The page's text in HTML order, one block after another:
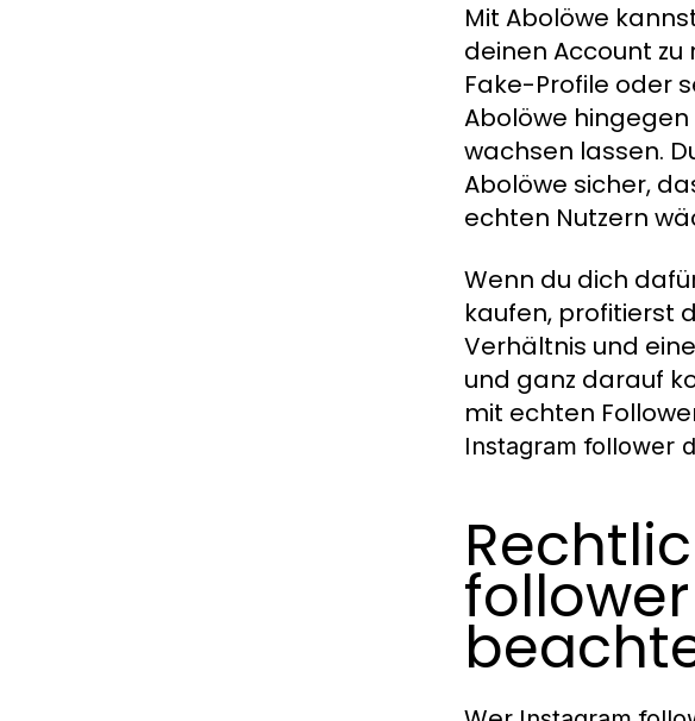
Mit Abolöwe
deinen Account
Fake-Profile oder
Abolöwe
wachsen lassen.
Abolöwe sicher,
echten Nutzern
Wenn du dich
kaufen, profitierst
Verhältnis und
und ganz darauf
mit echten
Instagram follower